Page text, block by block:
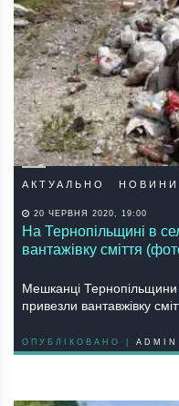
АКТУАЛЬНО НОВИНИ
20 ЧЕРВНЯ 2020, 19:00
На Тернопільщині в
вантажівку сміття
Мешканці
привезли вантавжівку
ОПУБЛІКОВАНО | ADMIN